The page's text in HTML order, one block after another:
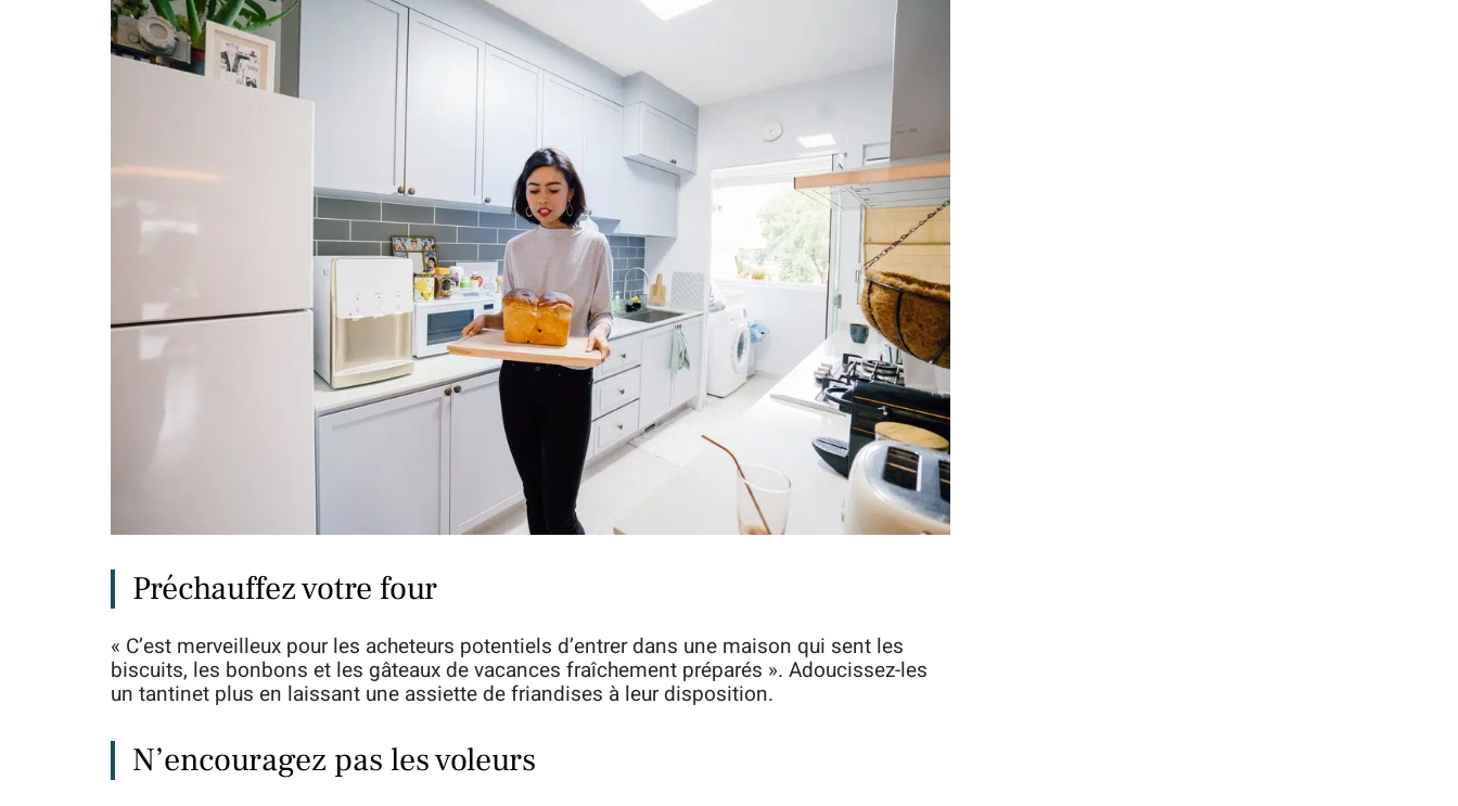
Préchauffez votre four
« C’est merveilleux pour les acheteurs potentiels d’entrer dans une maison qui sent les
biscuits, les bonbons et les gâteaux de vacances fraîchement préparés ». Adoucissez-les
un tantinet plus en laissant une assiette de friandises à leur disposition.
N’encouragez pas les voleurs